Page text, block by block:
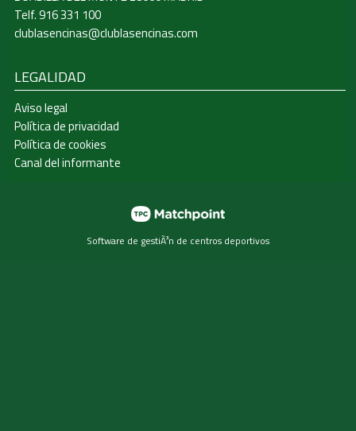
Telf. 916 331 100
clublasencinas@clublasencinas.com
LEGALIDAD
Aviso legal
Política de privacidad
Política de cookies
Canal del informante
Software de gestiÃ³n de centros deportivos